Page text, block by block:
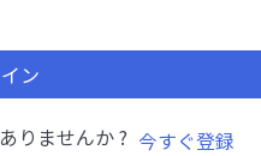
ン
りませんか ? 今すぐ登録